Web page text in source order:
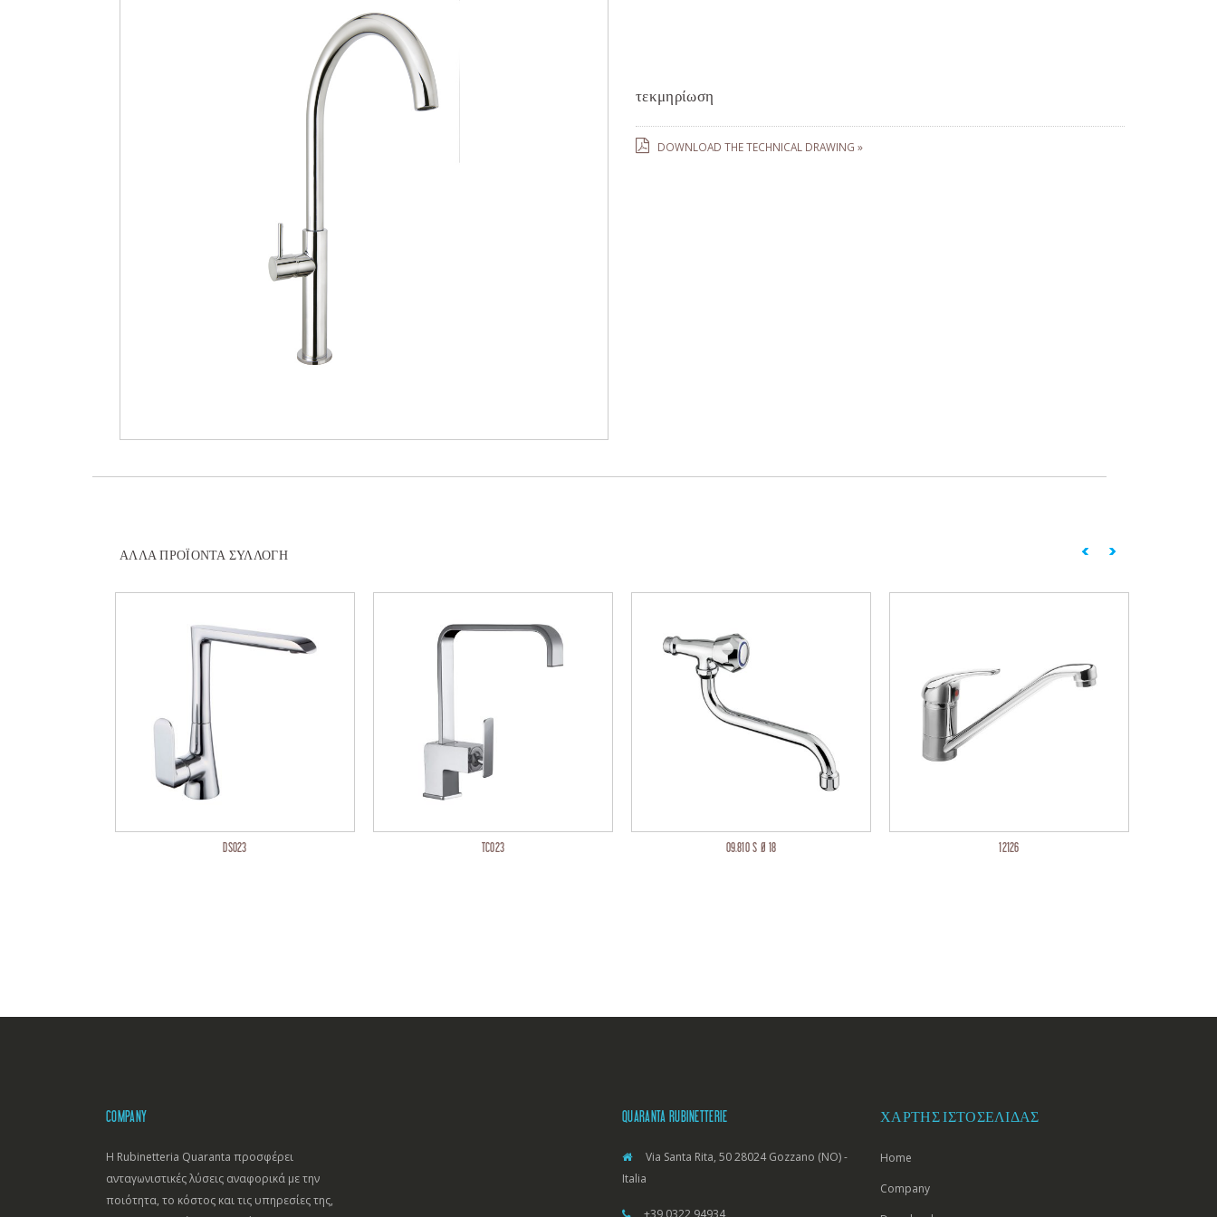
τεκμηρίωση
DOWNLOAD THE TECHNICAL DRAWING »
ΆΛΛΑ ΠΡΟΪΌΝΤΑ ΣΥΛΛΟΓΉ
DS023 TC023 09.810 S Ø 18 12126
COMPANY
Η Rubinetteria Quaranta προσφέρει
ανταγωνιστικές λύσεις αναφορικά με την
ποιότητα, το κόστος και τις υπηρεσίες της,
QUARANTA RUBINETTERIE
Via Santa Rita, 50 28024 Gozzano (NO) -
Italia
+39 0322 94934
ΧΆΡΤΗΣ ΙΣΤΟΣΕΛΊΔΑΣ
Home
Company